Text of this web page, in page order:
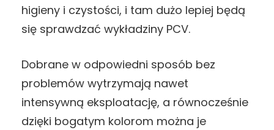
higieny i czystości, i tam dużo lepiej będą
się sprawdzać wykładziny PCV.
Dobrane w odpowiedni sposób bez
problemów wytrzymają nawet
intensywną eksploatację, a równocześnie
dzięki bogatym kolorom można je